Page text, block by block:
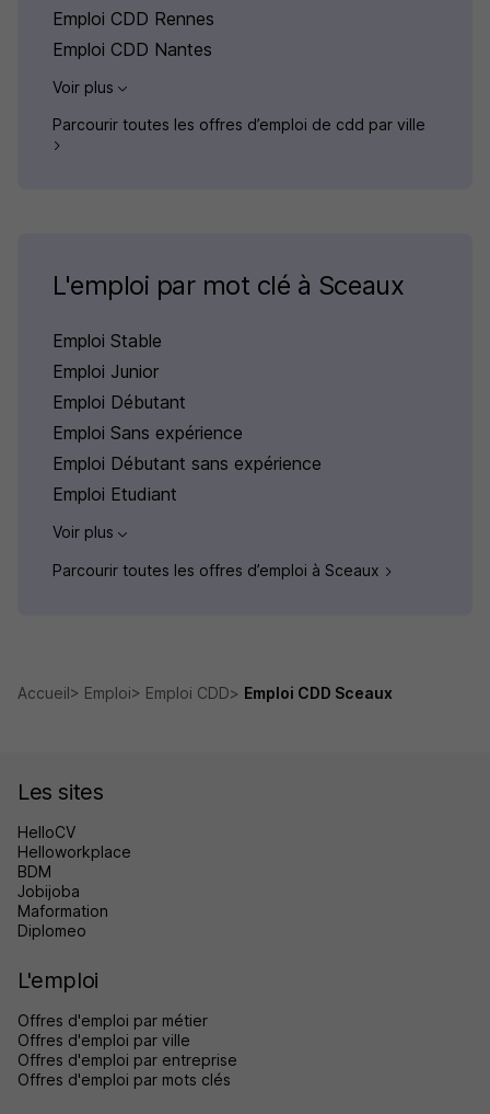
Emploi CDD Rennes
Emploi CDD Nantes
Voir plus
Parcourir toutes les offres d’emploi de cdd par ville
L'emploi par mot clé à Sceaux
Emploi Stable
Emploi Junior
Emploi Débutant
Emploi Sans expérience
Emploi Débutant sans expérience
Emploi Etudiant
Voir plus
Parcourir toutes les offres d’emploi à Sceaux
Accueil Emploi Emploi CDD Emploi CDD Sceaux
Les sites
HelloCV
Helloworkplace
BDM
Jobijoba
Maformation
Diplomeo
L'emploi
Offres d'emploi par métier
Offres d'emploi par ville
Offres d'emploi par entreprise
Offres d'emploi par mots clés